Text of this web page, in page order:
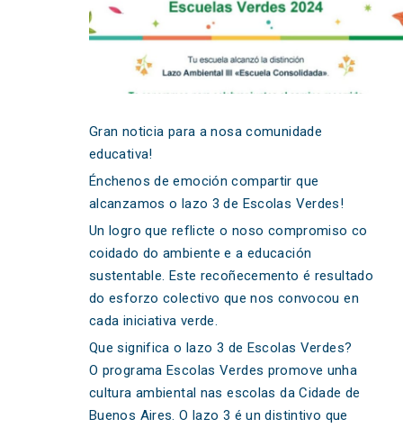
Gran noticia para a nosa comunidade
educativa!
Énchenos de emoción compartir que
alcanzamos o lazo 3 de Escolas Verdes!
Un logro que reflicte o noso compromiso co
coidado do ambiente e a educación
sustentable. Este recoñecemento é resultado
do esforzo colectivo que nos convocou en
cada iniciativa verde.
Que significa o lazo 3 de Escolas Verdes?
O programa Escolas Verdes promove unha
cultura ambiental nas escolas da Cidade de
Buenos Aires. O lazo 3 é un distintivo que